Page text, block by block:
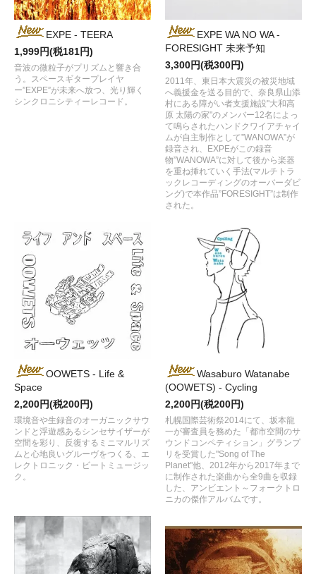
EXPE - TEERA
1,999円(税181円)
音波の微粒子がプリズムと響き合
う。スペースギタープレイヤ
ー”EXPE”が未来へ放つ、光り輝く
シンクロニシティーレコード。
EXPE WA NO WA -
FORESIGHT 未​来​予​知
3,300円(税300円)
2011年、東日本大震災の被災地域
へ義援金を送る目的で、奈良県山添
村にある障がい者支援施設"大和高
原 太陽の家"のメンバー12名によっ
て鳴らされたハンドクワイアチャイ
ムが自主制作として”WANOWA”が
録音され、EXPEがこの録音
物”WANOWA”に対して後から楽器
を重ね挿れていく手法(マルチトラ
ックレコーディングのオーバーダビ
ング)で本作品”FORESIGHT”は制作
された。
OOWETS - Life &
Space
2,200円(税200円)
環境音や生録音のオーガニックサウ
ンドと浮遊感あるシンセサイザーが
空間を彩り、反復するミニマルリズ
ムと心地良いグルーヴをつくる、エ
レクトロニック・ビートミュージッ
ク。
Wasaburo Watanabe
(OOWETS) - Cycling
2,200円(税200円)
札幌国際芸術祭2014にて、坂本龍
一が審査員を務めた「都市空間のサ
ウンドコンペティション」グランプ
リを受賞した"Song of The
Planet"他、2012年から2017年まで
に制作された楽曲から全9曲を収録
した、アンビエント～フォークトロ
ニカの傑作アルバムです。